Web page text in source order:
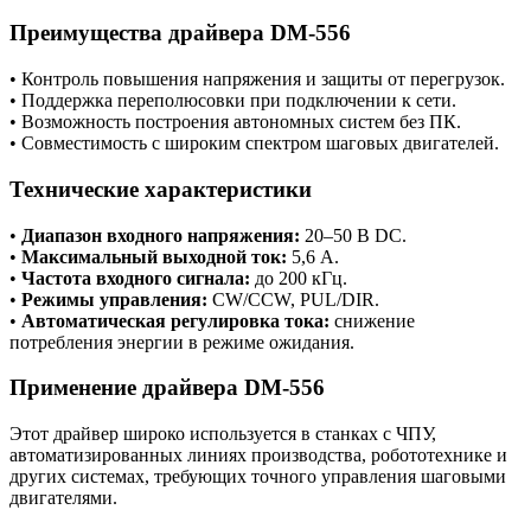
Преимущества драйвера DM-556
• Контроль повышения напряжения и защиты от перегрузок.
• Поддержка переполюсовки при подключении к сети.
• Возможность построения автономных систем без ПК.
• Совместимость с широким спектром шаговых двигателей.
Технические характеристики
• Диапазон входного напряжения: 20–50 В DC.
• Максимальный выходной ток: 5,6 А.
• Частота входного сигнала: до 200 кГц.
• Режимы управления: CW/CCW, PUL/DIR.
• Автоматическая регулировка тока: снижение
потребления энергии в режиме ожидания.
Применение драйвера DM-556
Этот драйвер широко используется в станках с ЧПУ,
автоматизированных линиях производства, робототехнике и
других системах, требующих точного управления шаговыми
двигателями.